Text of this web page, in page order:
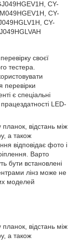
CY-
CY-
CY-
своєї
тестера.
перевірки
є спеціальні
LED-
відстань між
а також
відповідає фото і
Варто
бути встановлені
лінз може не
моделей
відстань між
а також